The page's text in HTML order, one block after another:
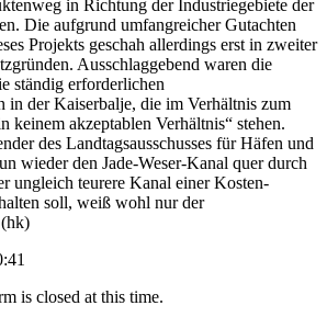
in Richtung der Industriegebiete der
Die aufgrund umfangreicher Gutachten
Projekts geschah allerdings erst in zweiter
Ausschlaggebend waren die
ständig erforderlichen
in der Kaiserbalje, die im Verhältnis zum
keinem akzeptablen Verhältnis“ stehen.
des Landtagsausschusses für Häfen und
wieder den Jade-Weser-Kanal quer durch
ungleich teurere Kanal einer Kosten-
soll, weiß wohl nur der
is closed at this time.